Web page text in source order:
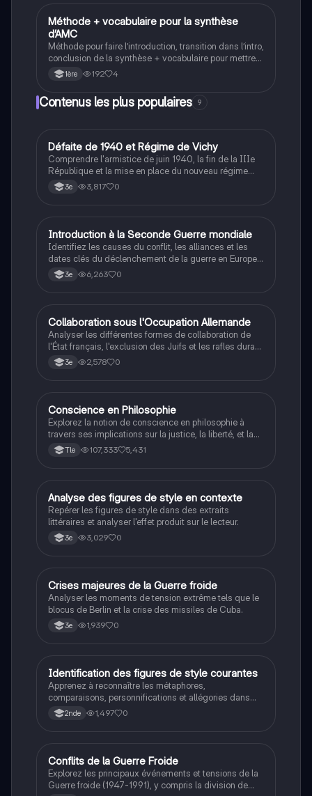
Anglais
Méthode + vocabulaire pour la synthèse
d’AMC
Méthode pour faire l’introduction, transition dans l’intro,
conclusion de la synthèse + vocabulaire pour mettre
en valeur, représenter, dire, similitude, contraire,
concession, cause, conséquence, exemple, ajout,
1ère 192 4
Contenus les plus populaires 9
DHistoire
Défaite de 1940 et Régime de Vichy
Comprendre l'armistice de juin 1940, la fin de la IIIe
République et la mise en place du nouveau régime
autoritaire de Philippe Pétain.
3e 3,817 0
IHistoire
Introduction à la Seconde Guerre mondiale
Identifiez les causes du conflit, les alliances et les
dates clés du déclenchement de la guerre en Europe
et dans le Pacifique.
3e 6,263 0
CHistoire
Collaboration sous l'Occupation Allemande
Analyser les différentes formes de collaboration de
l'État français, l'exclusion des Juifs et les rafles durant
la Seconde Guerre mondiale.
3e 2,578 0
Philosophie
Conscience en Philosophie
Explorez la notion de conscience en philosophie à
travers ses implications sur la justice, la liberté, et la
connaissance. Cette fiche de révision aborde les
débats philosophiques sur la conscience, le cogito, et
étudiants en philosophie cherchant à approfondir leur
compréhension des enjeux éthiques et existentiels.
Tle 107,333 5,431
AFrançais
Analyse des figures de style en contexte
Repérer les figures de style dans des extraits
littéraires et analyser l'effet produit sur le lecteur.
3e 3,029 0
CHistoire
Crises majeures de la Guerre froide
Analyser les moments de tension extrême tels que le
blocus de Berlin et la crise des missiles de Cuba.
3e 1,939 0
IFrançais
Identification des figures de style courantes
Apprenez à reconnaître les métaphores,
comparaisons, personnifications et allégories dans
des phrases simples.
2nde 1,497 0
Histoire
Conflits de la Guerre Froide
Explorez les principaux événements et tensions de la
Guerre froide (1947-1991), y compris la division de